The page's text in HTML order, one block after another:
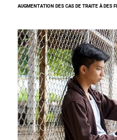
nouveaux
du
combat
contre
l’esclavage
domestique
en
France
AUGMENTATION DES CAS DE TRAITE À DES